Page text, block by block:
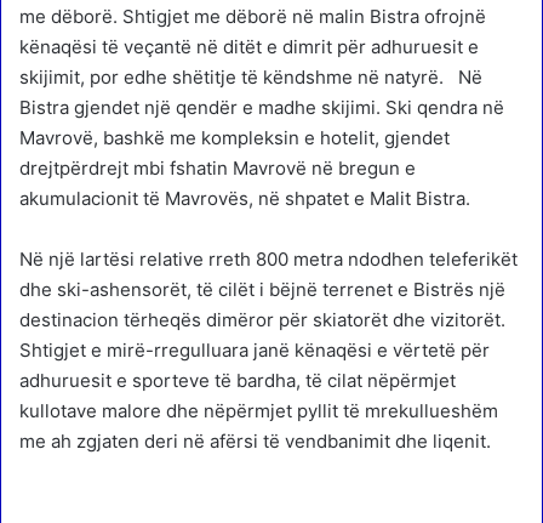
me dëborë. Shtigjet me dëborë në malin Bistra ofrojnë
kënaqësi të veçantë në ditët e dimrit për adhuruesit e
skijimit, por edhe shëtitje të këndshme në natyrë. Në
Bistra gjendet një qendër e madhe skijimi. Ski qendra në
Mavrovë, bashkë me kompleksin e hotelit, gjendet
drejtpërdrejt mbi fshatin Mavrovë në bregun e
akumulacionit të Mavrovës, në shpatet e Malit Bistra.
Në një lartësi relative rreth 800 metra ndodhen teleferikët
dhe ski-ashensorët, të cilët i bëjnë terrenet e Bistrës një
destinacion tërheqës dimëror për skiatorët dhe vizitorët.
Shtigjet e mirë-rregulluara janë kënaqësi e vërtetë për
adhuruesit e sporteve të bardha, të cilat nëpërmjet
kullotave malore dhe nëpërmjet pyllit të mrekullueshëm
me ah zgjaten deri në afërsi të vendbanimit dhe liqenit.